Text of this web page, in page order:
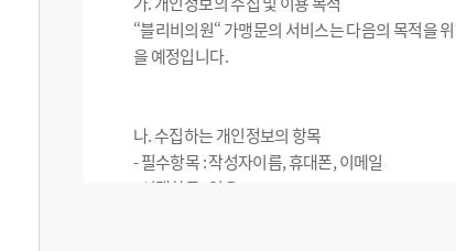
“블리비의원“ 가맹문의 서비스는 다음의 목적을
을 예정입니다.
나. 수집하는 개인정보의 항목
- 필수항목 : 작성자이름, 휴대폰, 이메일
- 선택항목 : 없음